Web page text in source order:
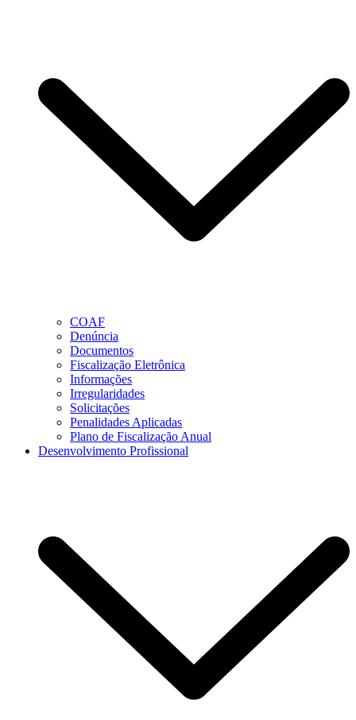
COAF
Denúncia
Documentos
Fiscalização Eletrônica
Informações
Irregularidades
Solicitações
Penalidades Aplicadas
Plano de Fiscalização Anual
Desenvolvimento Profissional